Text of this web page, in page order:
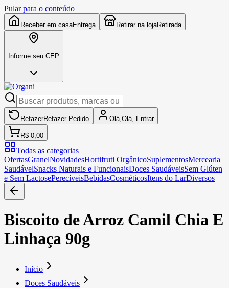
Pular para o conteúdo
Receber em casaEntrega Retirar na lojaRetirada
Informe seu CEP
RefazerRefazer Pedido Olá, Olá, Entrar
R$ 0,00
Todas as categorias
OfertasGranelNovidadesHortifruti OrgânicoSuplementosMercearia
SaudávelSnacks Naturais e FuncionaisDoces SaudáveisSem Glúten
e Sem LactosePerecíveisBebidasCosméticosItens do LarDiversos
Biscoito de Arroz Camil Chia E
Linhaça 90g
Início
Doces Saudáveis